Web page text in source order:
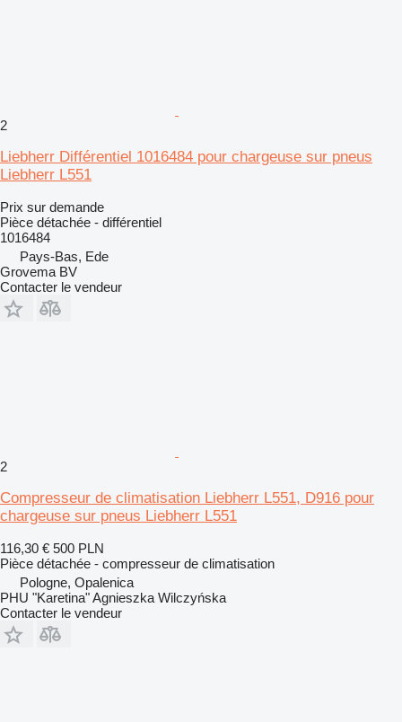
2
Liebherr Différentiel 1016484 pour chargeuse sur pneus
Liebherr L551
Prix sur demande
Pièce détachée - différentiel
1016484
Pays-Bas, Ede
Grovema BV
Contacter le vendeur
2
Compresseur de climatisation Liebherr L551, D916 pour
chargeuse sur pneus Liebherr L551
116,30 € 500 PLN
Pièce détachée - compresseur de climatisation
Pologne, Opalenica
PHU "Karetina" Agnieszka Wilczyńska
Contacter le vendeur